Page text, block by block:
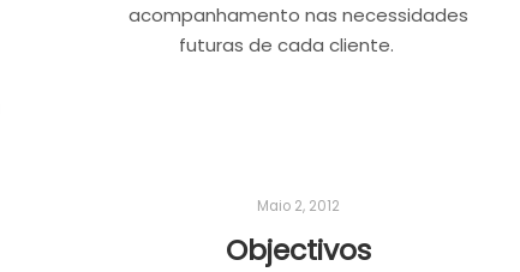
acompanhamento nas necessidades
futuras de cada cliente.
Maio 2, 2012
Objectivos